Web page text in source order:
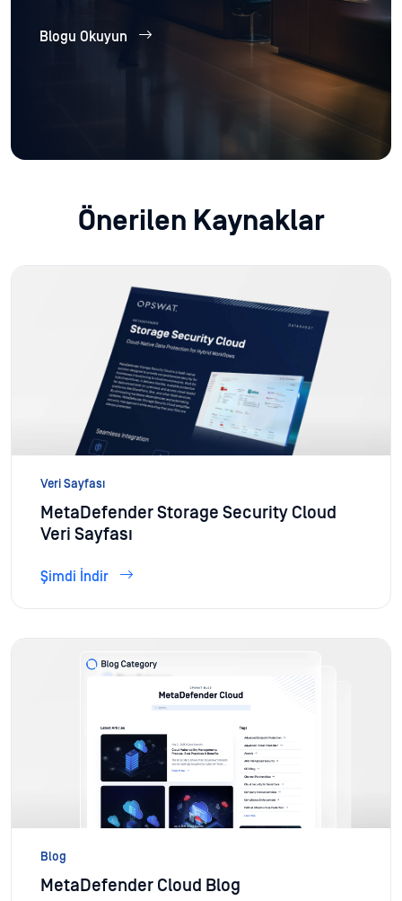
Blogu Okuyun
Önerilen Kaynaklar
Veri Sayfası
MetaDefender Storage Security Cloud
Veri Sayfası
Şimdi İndir
Blog
MetaDefender Cloud Blog